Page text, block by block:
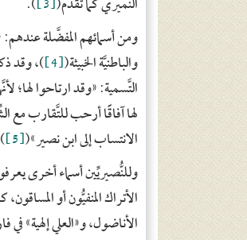
ومن أسمائهم المفضَّلة عندهم:
والباطنيَّة الخبيثة([4] )، وقد
التَّسمية: «وقد ارتاحوا لها؛
لها آفاقًا أرحب للتَّقارب مع
الانتساب إلى ابن نصير»([5]
وللنُّصيريِّين أسماء أخرى
الأتراك المنفيُّون أو
الأناضول، و«العلي إلهية»